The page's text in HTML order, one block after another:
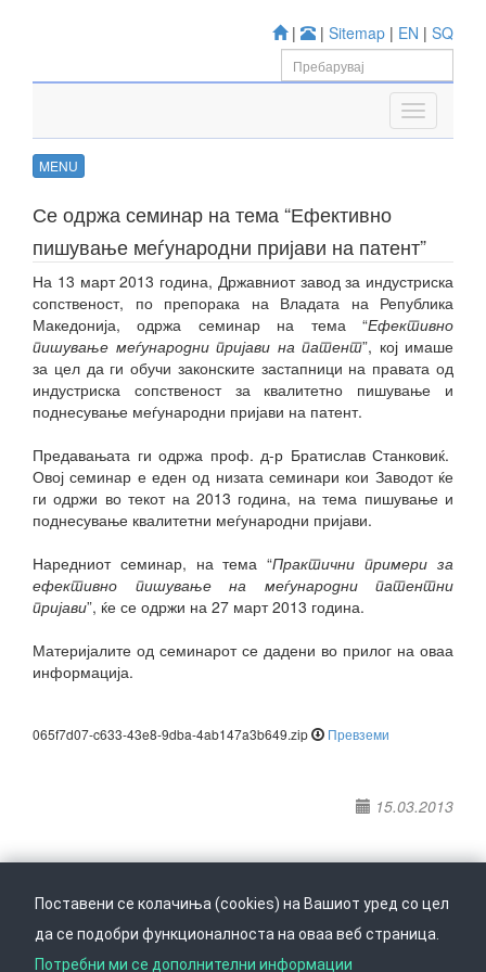
| | Sitemap | EN | SQ
MENU
Се одржа семинар на тема “Ефективно
пишување меѓународни пријави на патент”
На 13 март 2013 година, Државниот завод за индустриска
сопственост, по препорака на Владата на Република
Македонија, одржа семинар на тема “Ефективно
пишување меѓународни пријави на патент”, кој имаше
за цел да ги обучи законските застапници на правата од
индустриска сопственост за квалитетно пишување и
поднесување меѓународни пријави на патент.
Предавањата ги одржа проф. д-р Братислав Станковиќ.
Овој семинар е еден од низата семинари кои Заводот ќе
ги одржи во текот на 2013 година, на тема пишување и
поднесување квалитетни меѓународни пријави.
Наредниот семинар, на тема “Практични примери за
ефективно пишување на меѓународни патентни
пријави”, ќе се одржи на 27 март 2013 година.
Материјалите од семинарот се дадени во прилог на оваа
информација.
065f7d07-c633-43e8-9dba-4ab147a3b649.zip Превземи
15.03.2013
Врати се горе Следете не на
Поставени се колачиња (cookies) на Вашиот уред со цел
да се подобри функционалноста на оваа веб страница.
Потребни ми се дополнителни информации